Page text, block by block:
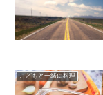
こどもと一緒に料理